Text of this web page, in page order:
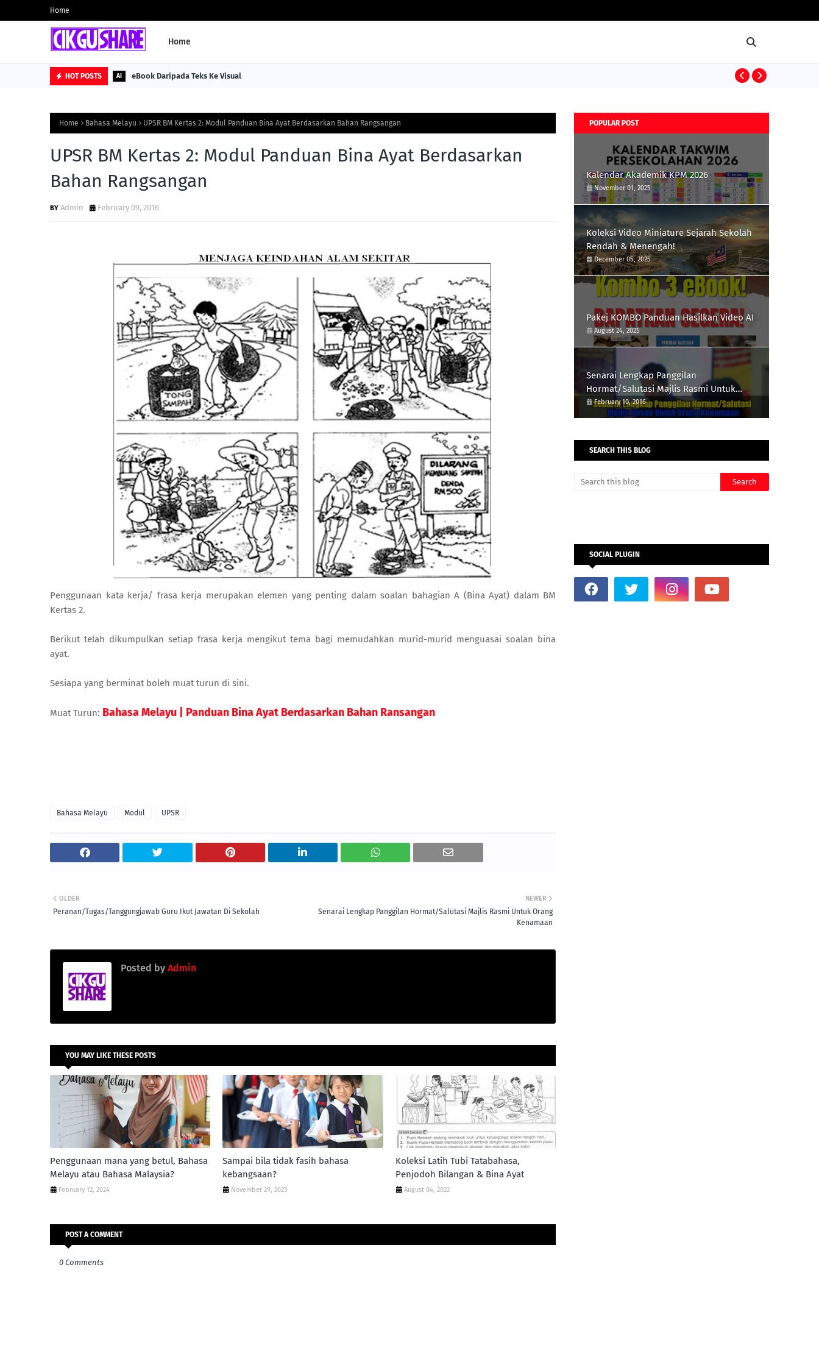
Home
Home
HOT POSTS AI eBook Daripada Teks Ke Visual
Home Bahasa Melayu UPSR BM Kertas 2: Modul Panduan Bina Ayat Berdasarkan Bahan Rangsangan
UPSR BM Kertas 2: Modul Panduan Bina Ayat Berdasarkan
Bahan Rangsangan
Admin February 09, 2016
Penggunaan kata kerja/ frasa kerja merupakan elemen yang penting dalam soalan bahagian A (Bina Ayat) dalam BM
Kertas 2.
Berikut telah dikumpulkan setiap frasa kerja mengikut tema bagi memudahkan murid-murid menguasai soalan bina
ayat.
Sesiapa yang berminat boleh muat turun di sini.
Muat Turun: Bahasa Melayu | Panduan Bina Ayat Berdasarkan Bahan Ransangan
Bahasa Melayu Modul UPSR
NEWER
Senarai Lengkap Panggilan Hormat/Salutasi Majlis Rasmi Untuk Orang
Kenamaan
OLDER
Peranan/Tugas/Tanggungjawab Guru Ikut Jawatan Di Sekolah
Posted by Admin
YOU MAY LIKE THESE POSTS
Penggunaan mana yang betul, Bahasa
Melayu atau Bahasa Malaysia?
February 12, 2024
Sampai bila tidak fasih bahasa
kebangsaan?
November 29, 2023
Koleksi Latih Tubi Tatabahasa,
Penjodoh Bilangan & Bina Ayat
August 04, 2022
POST A COMMENT
0 Comments
POPULAR POST
Kalendar Akademik KPM 2026
November 01, 2025
Koleksi Video Miniature Sejarah Sekolah
Rendah & Menengah!
December 05, 2025
Pakej KOMBO Panduan Hasilkan Video AI
August 24, 2025
Senarai Lengkap Panggilan
Hormat/Salutasi Majlis Rasmi Untuk
Orang Kenamaan
February 10, 2016
SEARCH THIS BLOG
SOCIAL PLUGIN